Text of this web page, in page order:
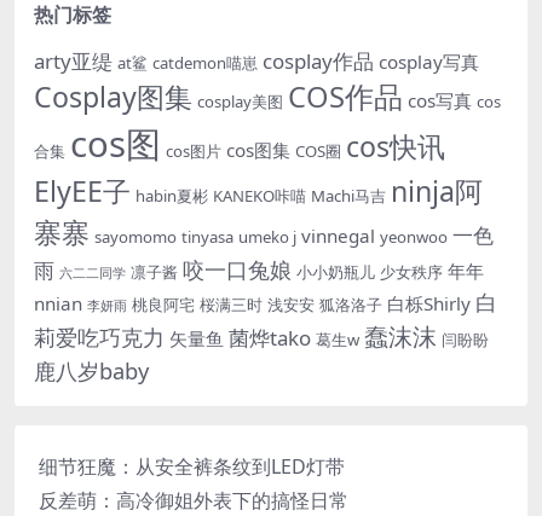
热门标签
arty亚缇 at鲨 catdemon喵崽 cosplay作品 cosplay写真
Cosplay图集 cosplay美图 COS作品 cos写真 cos
合集 cos图 cos图片 cos图集 COS圈 cos快讯
ElyEE子 habin夏彬 KANEKO咔喵 Machi马吉 ninja阿
寨寨 sayomomo tinyasa umeko j vinnegal yeonwoo 一色
雨 六二二同学 凛子酱 咬一口兔娘 小小奶瓶儿 少女秩序 年年
nnian 李妍雨 桃良阿宅 桜满三时 浅安安 狐洛洛子 白栎Shirly 白
莉爱吃巧克力 矢量鱼 菌烨tako 葛生w 蠢沫沫 闫盼盼
鹿八岁baby
细节狂魔：从安全裤条纹到LED灯带
反差萌：高冷御姐外表下的搞怪日常